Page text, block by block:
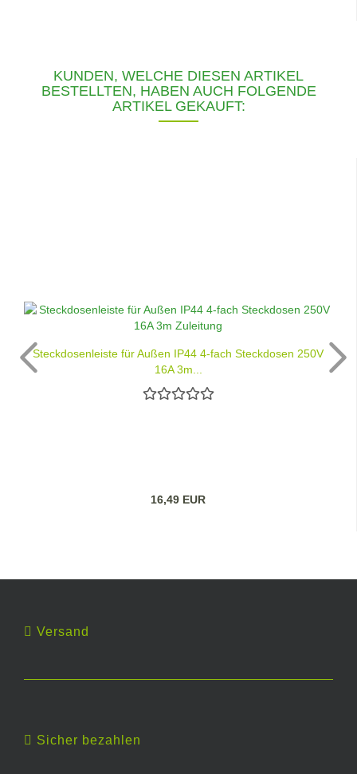
KUNDEN, WELCHE DIESEN ARTIKEL
BESTELLTEN, HABEN AUCH FOLGENDE
ARTIKEL GEKAUFT:
Steckdosenleiste für Außen IP44 4-fach Steckdosen 250V
16A 3m...
16,49 EUR
Versand
Sicher bezahlen